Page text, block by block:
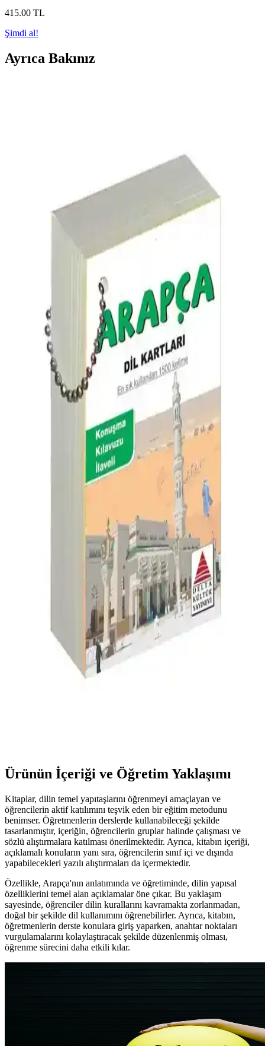
415.00 TL
Şimdi al!
Ayrıca Bakınız
uyumu ve çok dilli içeriklerle etkili eğitim sağlar.
Arapça Güzel Yazı Defteri - Öğrenme ve Pratik İçin
Kaliteli Eğitim Materyali
Arapça yazı öğrenenler ve geliştirmek isteyenler için tasarlanmış,
renkli örneklerle zenginleştirilmiş, 48 sayfalık kaliteli defter, pratik
ve görsel öğrenmeye uygun içerik sunar.
Ravza Yayınları Arapça Dersleri Serisi: 4 Ciltlik
Ravza Yayınları'nın 4 ciltlik 'Durusu'l-Luğati'l-Arabiyye' serisi, dil
bilgisi ve edebi unsurlarıyla Arapça öğrenenlere kapsamlı bir kaynak
sunuyor. Öğrencilere ve öğretmenlere uygun, detaylı içerik ve
uygulamalı stratejiler içerir.
Alfa Yayınları'nın Modern Arapça Metin Okumaları
Kitabı Öğrenme ve Anlama İçin Güncel Bir Kaynak
Arapça öğrenenler ve eğitimciler için tasarlanmış, 18 farklı metin
içeren Alfa Yayınları kitabı, dil bilincini geliştirmeye ve okuma
becerilerini artırmaya yönelik kapsamlı bir kaynaktır.
Arapça Öğreniyorum 1. Seviye 10 Kitap Seti ile
Temel Dil Becerilerini Geliştirin
Başlangıç seviyesinden orta seviyeye geçişi sağlayan, hikayelerle
Arapça öğrenme seti, kelime ve yapı kavramlarını pekiştirir,
kendinize uygun öğrenme teknikleriyle dilinizi geliştirin.
Arapçayı Öğreten Kitap: Derinlemesine Dil
Öğrenme Kaynağı ve Öğrenme Sürecini
Mehmet Maksudoğlu'nun 40 yılı aşkın deneyimiyle hazırlanan bu
kitap, dil yapısını derinlemesine öğrenmek ve pratik alıştırmalarla
pekiştirmek isteyenler için ideal bir kaynak.
Arapça Öğreniminde Yeni Bir Dönem: Silsiletü'l-
Lisan Serisi ve Modern Eğitim Yaklaşımları
Silsiletü'l-Lisan, dört seviyeden oluşan, modern eğitim teknikleri ve
interaktif içerikleriyle Arapça öğrenimini kolaylaştıran kapsamlı bir
Delta Kültür Yayınevi Arapça Dil Kartları ile Temel
Ürünün İçeriği ve Öğretim Yaklaşımı
Kitaplar, dilin temel yapıtaşlarını öğrenmeyi amaçlayan ve
öğrencilerin aktif katılımını teşvik eden bir eğitim metodunu
benimser. Öğretmenlerin derslerde kullanabileceği şekilde
tasarlanmıştır, içeriğin, öğrencilerin gruplar halinde çalışması ve
sözlü alıştırmalara katılması önerilmektedir. Ayrıca, kitabın içeriği,
açıklamalı konuların yanı sıra, öğrencilerin sınıf içi ve dışında
yapabilecekleri yazılı alıştırmaları da içermektedir.
Özellikle, Arapça'nın anlatımında ve öğretiminde, dilin yapısal
özelliklerini temel alan açıklamalar öne çıkar. Bu yaklaşım
sayesinde, öğrenciler dilin kurallarını kavramakta zorlanmadan,
doğal bir şekilde dil kullanımını öğrenebilirler. Ayrıca, kitabın,
öğretmenlerin derste konulara giriş yaparken, anahtar noktaları
vurgulamalarını kolaylaştıracak şekilde düzenlenmiş olması,
öğrenme sürecini daha etkili kılar.